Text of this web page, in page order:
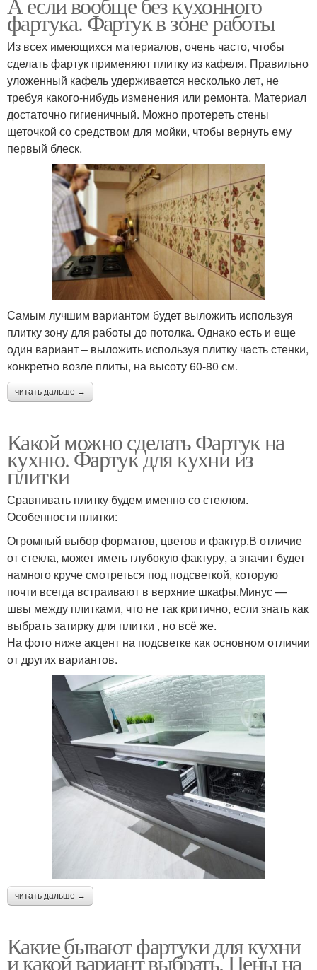
фартука. Фартук в зоне работы
Из всех имеющихся материалов, очень часто, чтобы
сделать фартук применяют плитку из кафеля. Правильно
уложенный кафель удерживается несколько лет, не
требуя какого-нибудь изменения или ремонта. Материал
достаточно гигиеничный. Можно протереть стены
щеточкой со средством для мойки, чтобы вернуть ему
первый блеск.
Самым лучшим вариантом будет выложить используя
плитку зону для работы до потолка. Однако есть и еще
один вариант – выложить используя плитку часть стенки,
конкретно возле плиты, на высоту 60-80 см.
читать дальше →
Какой можно сделать Фартук на
кухню. Фартук для кухни из
плитки
Сравнивать плитку будем именно со стеклом.
Особенности плитки:
Огромный выбор форматов, цветов и фактур.В отличие
от стекла, может иметь глубокую фактуру, а значит будет
намного круче смотреться под подсветкой, которую
почти всегда встраивают в верхние шкафы.Минус —
швы между плитками, что не так критично, если знать как
выбрать затирку для плитки , но всё же.
На фото ниже акцент на подсветке как основном отличии
от других вариантов.
читать дальше →
Какие бывают фартуки для кухни
и какой вариант выбрать. Цены на